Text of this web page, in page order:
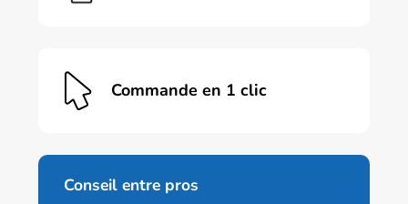
Commande en 1 clic
Conseil entre pros